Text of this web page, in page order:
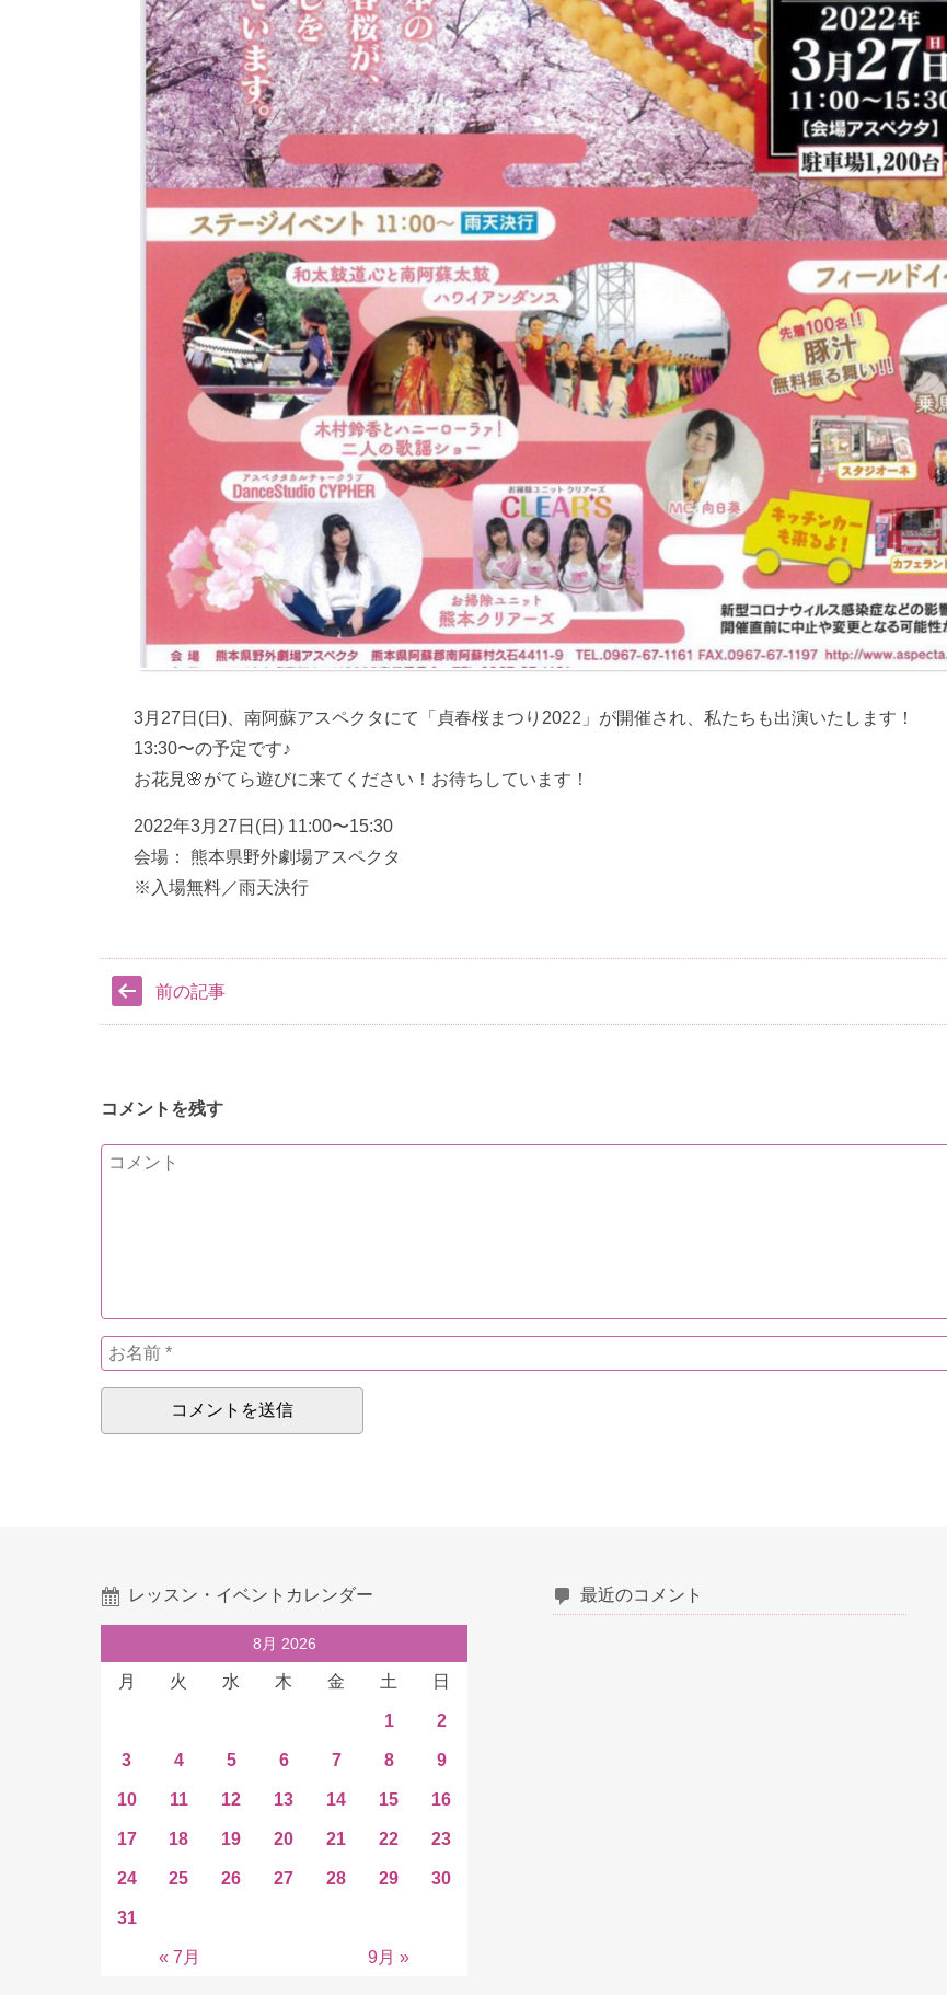
3月27日(日)、南阿蘇アスペクタにて「貞春桜まつり2022」が開催され、私たちも出演いたします！
13:30〜の予定です♪
お花見🌸がてら遊びに来てください！お待ちしています！
2022年3月27日(日) 11:00〜15:30
会場： 熊本県野外劇場アスペクタ
※入場無料／雨天決行
前の記事
コメントを残す
レッスン・イベントカレンダー
8月 2026
月 火 水 木 金 土 日
« 7月 9月 »
1 2
3 4 5 6 7 8 9
10 11 12 13 14 15 16
17 18 19 20 21 22 23
24 25 26 27 28 29 30
31
最近のコメント